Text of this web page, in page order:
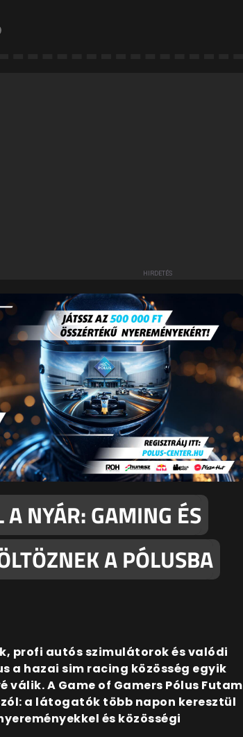
NYÁR: GAMING ÉS
A PÓLUSBA
profi autós szimulátorok és valódi
a hazai sim racing közösség egyik
A Game of Gamers Pólus Futam
a látogatók több napon keresztül
és közösségi